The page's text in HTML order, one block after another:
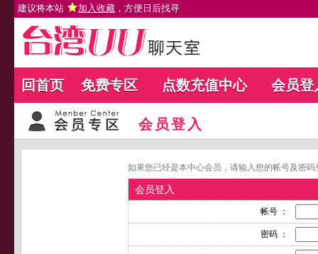
建议将本站 加入收藏 ，方便日后找寻
回首页 免费专区 点数充值中心 会员登
会员登入
如果您已经是本中心会员，请输入您的帐号及密
会员登入
帐号 ：
密码 ：